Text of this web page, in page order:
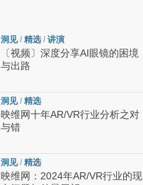
洞见/ 精选 / 讲演
〔视频〕深度分享AI眼镜的困境
与出路
洞见/ 精选
映维网十年AR/VR行业分析之对
与错
洞见/ 精选
映维网：2024年AR/VR行业的现